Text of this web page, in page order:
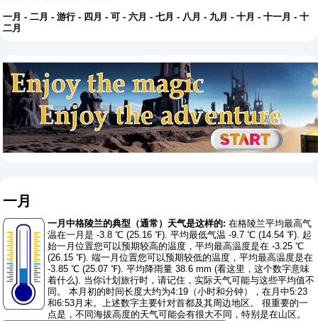
一月 -二月 -游行- 四月 -可 -六月 -七月 - 八月 - 九月 -十月 -十一月 -十
二月
一月
一月中格陵兰的典型（通常）天气是这样的: 在格陵兰平均最高气
温在一月是 -3.8 ℃ (25.16 ℉). 平均最低气温 -9.7 ℃ (14.54 ℉). 起
始一月位置您可以预期较高的温度，平均最高温度是在 -3.25 ℃
(26.15 ℉). 端一月位置您可以预期较低的温度，平均最高温度是在
-3.85 ℃ (25.07 ℉). 平均降雨量 38.6 mm (看这里，这个数字意味
着什么). 当你计划旅行时，请记住，实际天气可能与这些平均值不
同。 本月初的时间长度大约为4:19（小时和分钟），在月中5:23
和6:53月末。上述数字主要针对首都及其周边地区。 很重要的一
点是，不同海拔高度的天气可能会有很大不同，特别是在山区。